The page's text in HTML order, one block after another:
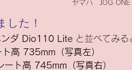
ヤマハ　JOG ONE
した！
ンダ Dio110 Lite と並べてみる
ト高 735mm（写真左）
ト高 745mm（写真右）